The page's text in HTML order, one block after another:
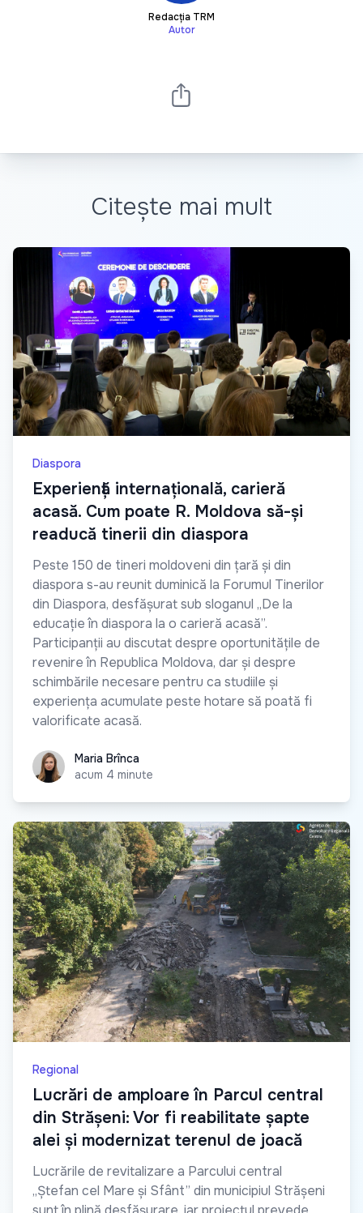
Redacția TRM
Autor
Citește mai mult
Diaspora
Experiență internațională, carieră
acasă. Cum poate R. Moldova să-și
readucă tinerii din diaspora
Peste 150 de tineri moldoveni din țară și din
diaspora s-au reunit duminică la Forumul Tinerilor
din Diaspora, desfășurat sub sloganul „De la
educație în diaspora la o carieră acasă”.
Participanții au discutat despre oportunitățile de
revenire în Republica Moldova, dar și despre
schimbările necesare pentru ca studiile și
experiența acumulate peste hotare să poată fi
valorificate acasă.
Maria BrîncaMaria Brînca
acum 4 minute
Regional
Lucrări de amploare în Parcul central
din Strășeni: Vor fi reabilitate șapte
alei și modernizat terenul de joacă
Lucrările de revitalizare a Parcului central
„Ștefan cel Mare și Sfânt” din municipiul Strășeni